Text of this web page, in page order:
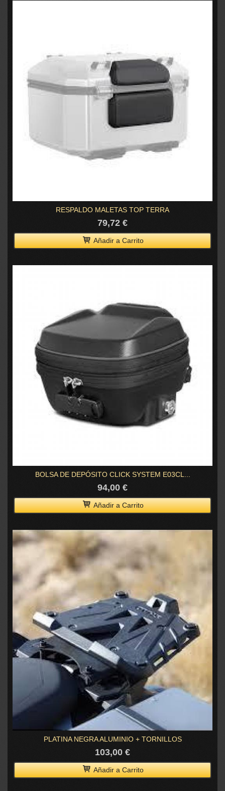
RESPALDO MALETAS TOP TERRA
79,72 €
Añadir a Carrito
BOLSA DE DEPÓSITO CLICK SYSTEM E03CL...
94,00 €
Añadir a Carrito
PLATINA NEGRA ALUMINIO + TORNILLOS
103,00 €
Añadir a Carrito